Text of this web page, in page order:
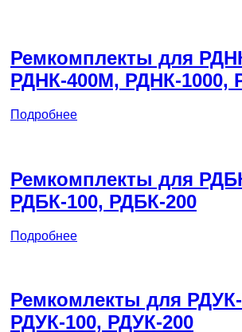
Ремкомплекты для
РДНК-400М, РДНК-1000,
Подробнее
Ремкомплекты для
РДБК-100, РДБК-200
Подробнее
Ремкомлекты для РДУК-
РДУК-100, РДУК-200